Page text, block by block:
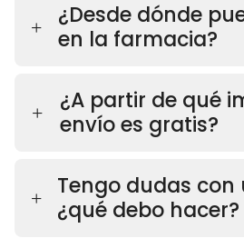
¿Desde dónde
en la farmacia?
¿A partir de qué
envío es gratis?
Tengo dudas
¿qué debo hacer?